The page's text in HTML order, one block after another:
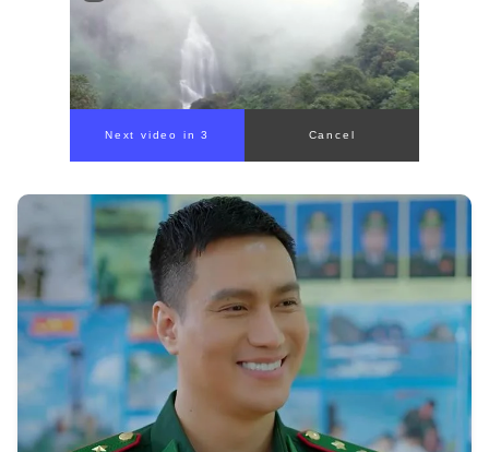
Next video in 1 Cancel